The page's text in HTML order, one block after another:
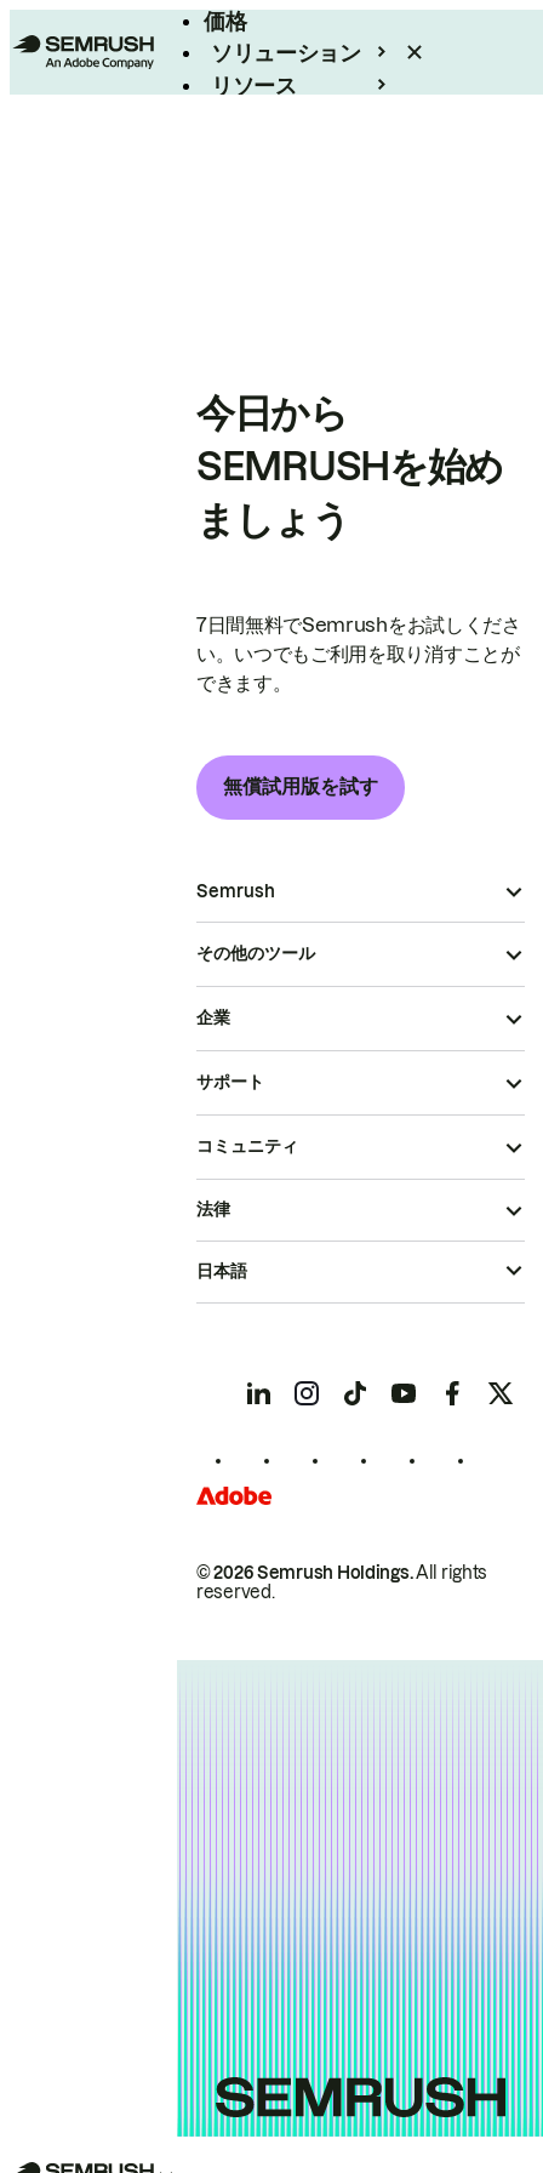
価格
ソリューション
リソース
今日から
SEMRUSHを始め
ましょう
7日間無料でSemrushをお試しくださ
い。いつでもご利用を取り消すことが
できます。
無償試用版を試す
Semrush
その他のツール
企業
サポート
コミュニティ
© 2026 Semrush Holdings.All rights
reserved.
法律
日本語